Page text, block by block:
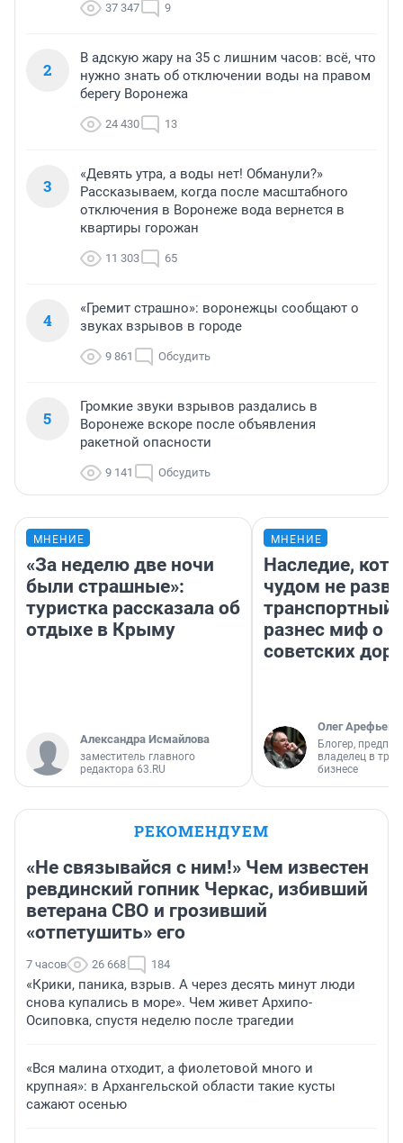
37 347 9
2
В адскую жару на 35 с лишним часов: всё, что
нужно знать об отключении воды на правом
берегу Воронежа
24 430 13
3
«Девять утра, а воды нет! Обманули?»
Рассказываем, когда после масштабного
отключения в Воронеже вода вернется в
квартиры горожан
11 303 65
4
«Гремит страшно»: воронежцы сообщают о
звуках взрывов в городе
9 861 Обсудить
5
Громкие звуки взрывов раздались в
Воронеже вскоре после объявления
ракетной опасности
9 141 Обсудить
МНЕНИЕ
«За неделю две ночи
были страшные»:
туристка рассказала об
отдыхе в Крыму
Александра Исмайлова
заместитель главного
редактора 63.RU
МНЕНИЕ
Наследие,
чудом не
транспортный
разнес миф о
советских
Олег Арефьев
Блогер,
владелец в
бизнесе
РЕКОМЕНДУЕМ
«Не связывайся с ним!» Чем известен
ревдинский гопник Черкас, избивший
ветерана СВО и грозивший
«отпетушить» его
7 часов 26 668 184
«Крики, паника, взрыв. А через десять минут люди
снова купались в море». Чем живет Архипо-
Осиповка, спустя неделю после трагедии
«Вся малина отходит, а фиолетовой много и
крупная»: в Архангельской области такие кусты
сажают осенью